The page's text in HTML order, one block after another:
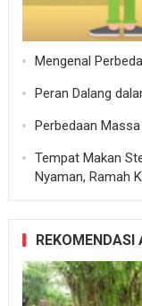
Mengenal
Peran Dalang
Perbedaan
Tempat Makan
Nyaman, Ramah
REKOMENDASI